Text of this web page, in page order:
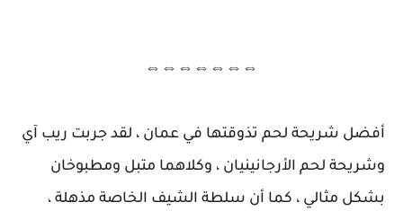
⇔⇔⇔⇔⇔⇔⇔
أفضل شريحة لحم تذوقتها في عمان ، لقد جربت ريب آي
وشريحة لحم الأرجانينيان ، وكلاهما متبل ومطبوخان
بشكل مثالي ، كما أن سلطة الشيف الخاصة مذهلة ،